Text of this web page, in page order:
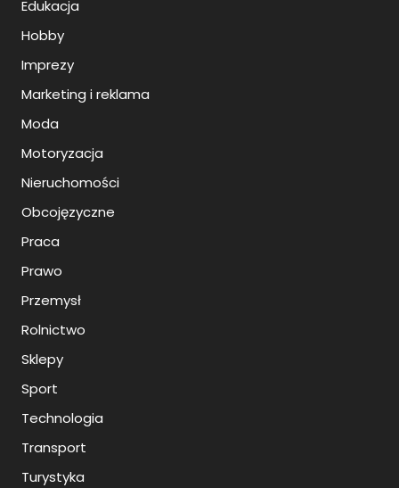
Edukacja
Hobby
Imprezy
Marketing i reklama
Moda
Motoryzacja
Nieruchomości
Obcojęzyczne
Praca
Prawo
Przemysł
Rolnictwo
Sklepy
Sport
Technologia
Transport
Turystyka